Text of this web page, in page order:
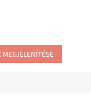
MEGJELENÍTÉSE